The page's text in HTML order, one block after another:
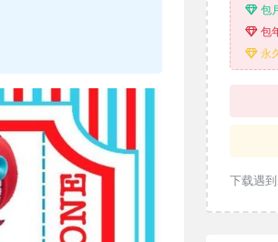
包
包
永
下载遇